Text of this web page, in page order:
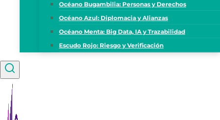
Océano Bugambilia: Personas y Derechos
Océano Azul: Diplomacia y Alianzas
Océano Menta: Big Data, IA y Trazabilidad
Escudo Rojo: Riesgo y Verificación